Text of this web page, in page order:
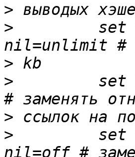
>
>
set
>
>
set
>
>
set